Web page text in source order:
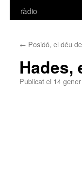
ràdio
← Posidó, el déu
Hades,
Publicat el 14